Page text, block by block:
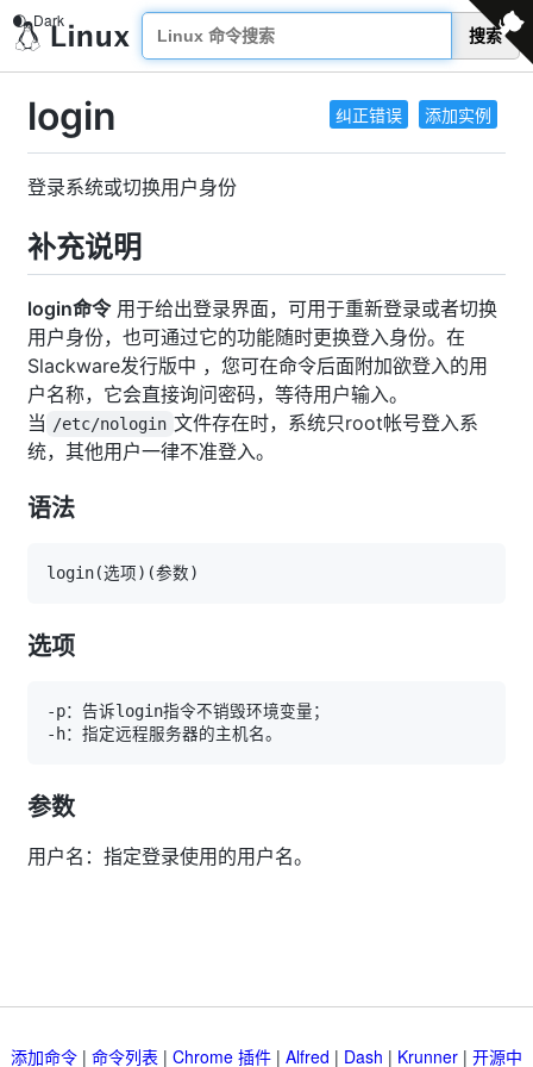
搜索
纠正错误 添加实例
login
登录系统或切换用户身份
补充说明
login命令用于给出登录界面，可用于重新登录或者切换
用户身份，也可通过它的功能随时更换登入身份。在
Slackware发行版中 ，您可在命令后面附加欲登入的用
户名称，它会直接询问密码，等待用户输入。
当 /etc/nologin 文件存在时，系统只root帐号登入系
统，其他用户一律不准登入。
语法
login(选项) (参数)
选项
参数
用户名：指定登录使用的用户名。
添加命令 | 命令列表 | Chrome 插件 | Alfred | Dash | Krunner | 开源中